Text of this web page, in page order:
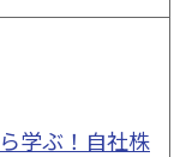
学ぶ！自社株